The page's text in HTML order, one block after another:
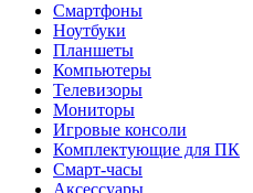
Смартфоны
Ноутбуки
Планшеты
Компьютеры
Телевизоры
Мониторы
Игровые консоли
Комплектующие для ПК
Смарт-часы